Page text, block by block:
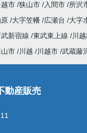
越市 狭山市 入間市 所沢
大字笠幡 広瀬台 大字
新宿線 東武東上線 川
市 川越 川越市 武蔵藤
動産販売